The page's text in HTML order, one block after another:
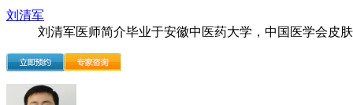
刘清军
刘清军医师简介毕业于安徽中医药大学，中国医学会皮